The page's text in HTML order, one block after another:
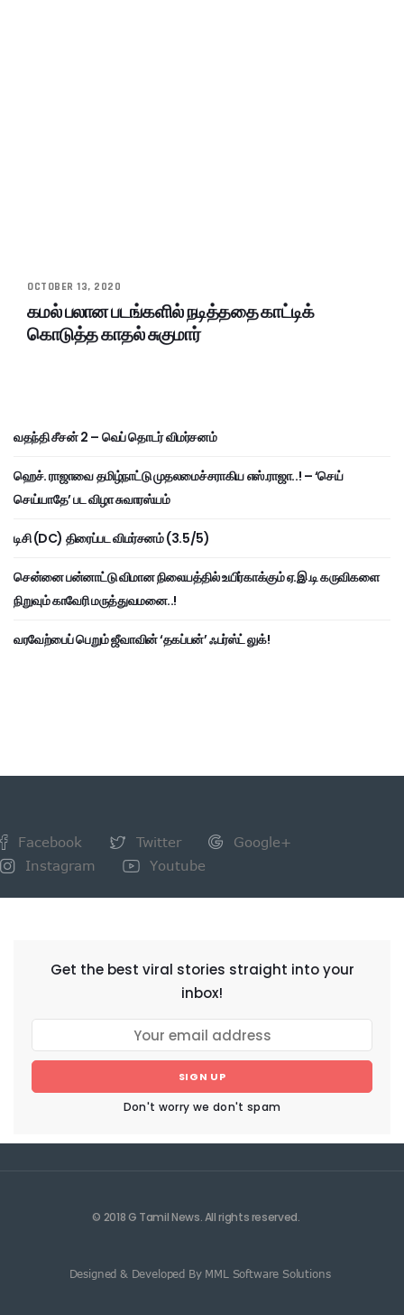
OCTOBER 13, 2020
கமல் பலான படங்களில் நடித்ததை காட்டிக்
கொடுத்த காதல் சுகுமார்
வதந்தி சீசன் 2 – வெப் தொடர் விமர்சனம்
ஹெச். ராஜாவை தமிழ்நாட்டு முதலமைச்சராகிய எஸ்.ராஜா..! – ‘செய்
செய்யாதே’ பட விழா சுவாரஸ்யம்
டிசி (DC) திரைப்பட விமர்சனம் (3.5/5)
சென்னை பன்னாட்டு விமான நிலையத்தில் உயிர்காக்கும் ஏ.இ.டி கருவிகளை
நிறுவும் காவேரி மருத்துவமனை..!
வரவேற்பைப் பெறும் ஜீவாவின் ‘தகப்பன்’ ஃபர்ஸ்ட் லுக்!
Facebook Twitter
Google+
Instagram
Youtube
Get the best viral stories straight into your
inbox!
SIGN UP
Don't worry we don't spam
© 2018 G Tamil News. All rights reserved.
Designed & Developed By MML Software Solutions